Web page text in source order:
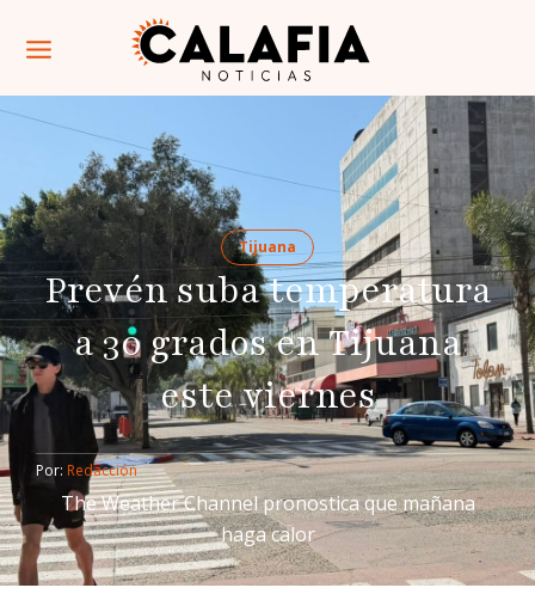
Tijuana
Prevén suba temperatura
a 30 grados en Tijuana
este viernes
Por: Redacción
The Weather Channel pronostica que mañana
haga calor